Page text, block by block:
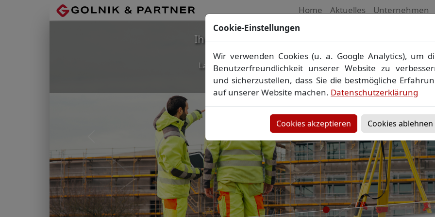
Home Aktuelles Unternehmen
Ihr Vermessungsbüro in Mecklenburg-
Wir vermessen Ihr Grundstück
Lageplan▪Absteckung▪Bauvermessung▪
Grenzfeststellung
▪Amtliche Auskünfte und Auszüge
Cookie-Einstellungen
Wir verwenden Cookies (u. a. Google Analytics), um
Benutzerfreundlichkeit unserer Website zu
und sicherzustellen, dass Sie die bestmögliche
auf unserer Website machen. Datenschutzerklärung
Cookies akzeptieren Cookies ablehnen